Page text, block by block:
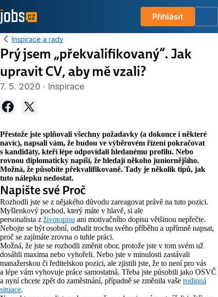
Přihlásit
Inspirace a rady
Prý jsem „překvalifikovaný“. Jak
upravit CV, aby mě vzali?
7. 5. 2020 · Inspirace
Přestože jste splňovali všechny požadavky (a dokonce i některé
navíc), napsali vám, že budou ve výběrovém řízení pokračovat
s kandidáty, kteří lépe odpovídali hledanému profilu. Nebo
rovnou diplomaticky napíší, že hledají někoho juniornějšího.
Možná, že působíte překvalifikovaně. Tady je několik tipů, jak
tuto nálepku nedostat.
Napište své Proč
Rozhodli jste se z nějakého důvodu zareagovat právě na tuto pozici.
Myšlenkový pochod, který máte v hlavě, si ale
personalista z životopisu ani motivačního dopisu většinou nepřečte.
Nebojte se být osobní, odhalit trochu svého příběhu a upřímně napsat,
proč se zajímáte zrovna o tuhle práci.
Možná, že jste se rozhodli změnit obor, protože jste v tom svém už
dosáhli maxima nebo vyhořeli. Nebo jste v minulosti zastávali
manažerskou či ředitelskou pozici, ale zjistili jste, že to není pro vás
a lépe vám vyhovuje práce samostatná. Třeba jste působili jako OSVČ
a nyní chcete zpět do zaměstnání, případně se změnila vaše rodinná
situace.